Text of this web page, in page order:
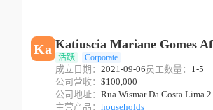
Ka Katiuscia Mariane Gomes
活跃
Corporate
成立日期： 2021-09-06 员工数量： 1-5
公司营收： $100,000
公司地址： Rua Wismar Da Costa Lima
主营产品： households